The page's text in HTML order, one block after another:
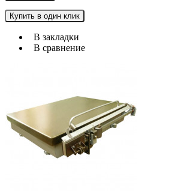
Купить в один клик
В закладки
В сравнение